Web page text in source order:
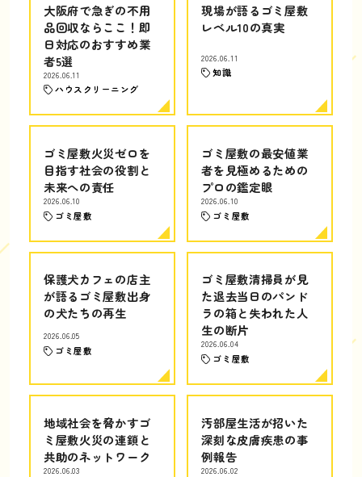
大阪府で急ぎの不用
品回収ならここ！即
日対応のおすすめ業
者5選
2026.06.11
ハウスクリーニング
現場が語るゴミ屋敷
レベル10の真実
2026.06.11
知識
ゴミ屋敷火災ゼロを
目指す社会の役割と
未来への責任
2026.06.10
ゴミ屋敷
ゴミ屋敷の最安値業
者を見極めるための
プロの鑑定眼
2026.06.10
ゴミ屋敷
保護犬カフェの店主
が語るゴミ屋敷出身
の犬たちの再生
2026.06.05
ゴミ屋敷
ゴミ屋敷清掃員が見
た退去当日のパンド
ラの箱と失われた人
生の断片
2026.06.04
ゴミ屋敷
地域社会を脅かすゴ
ミ屋敷火災の連鎖と
共助のネットワーク
2026.06.03
汚部屋生活が招いた
深刻な皮膚疾患の事
例報告
2026.06.02